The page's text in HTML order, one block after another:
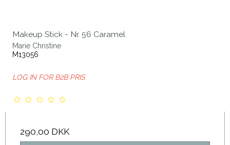
Makeup Stick - Nr. 56 Caramel
Marie Christine
M13056
LOG IN FOR B2B PRIS
290,00 DKK